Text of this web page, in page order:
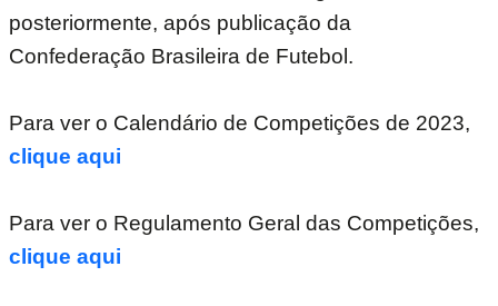
posteriormente, após publicação da
Confederação Brasileira de Futebol.
Para ver o Calendário de Competições de 2023,
clique aqui
Para ver o Regulamento Geral das Competições,
clique aqui